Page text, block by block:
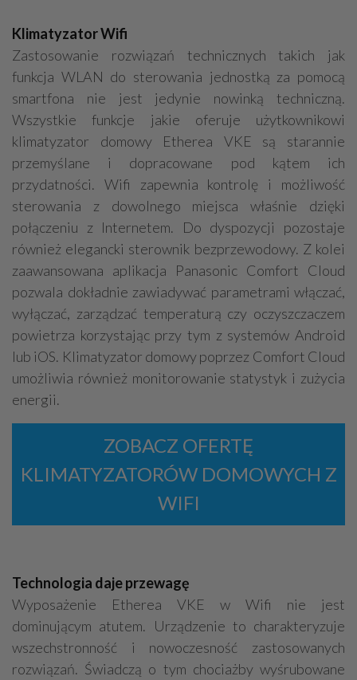
Klimatyzator Wifi
Zastosowanie rozwiązań technicznych takich jak
funkcja WLAN do sterowania jednostką za pomocą
smartfona nie jest jedynie nowinką techniczną.
Wszystkie funkcje jakie oferuje użytkownikowi
klimatyzator domowy Etherea VKE są starannie
przemyślane i dopracowane pod kątem ich
przydatności. Wifi zapewnia kontrolę i możliwość
sterowania z dowolnego miejsca właśnie dzięki
połączeniu z Internetem. Do dyspozycji pozostaje
również elegancki sterownik bezprzewodowy. Z kolei
zaawansowana aplikacja Panasonic Comfort Cloud
pozwala dokładnie zawiadywać parametrami włączać,
wyłączać, zarządzać temperaturą czy oczyszczaczem
powietrza korzystając przy tym z systemów Android
lub iOS. Klimatyzator domowy poprzez Comfort Cloud
umożliwia również monitorowanie statystyk i zużycia
energii.
ZOBACZ OFERTĘ
KLIMATYZATORÓW DOMOWYCH Z
WIFI
Technologia daje przewagę
Wyposażenie Etherea VKE w Wifi nie jest
dominującym atutem. Urządzenie to charakteryzuje
wszechstronność i nowoczesność zastosowanych
rozwiązań. Świadczą o tym chociażby wyśrubowane